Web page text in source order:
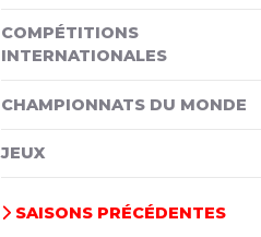
COMPÉTITIONS
INTERNATIONALES
CHAMPIONNATS DU MONDE
JEUX
SAISONS PRÉCÉDENTES